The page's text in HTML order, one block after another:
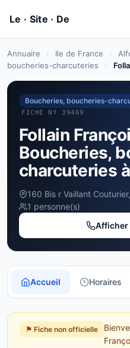
Annuaire › Ile de France ›
boucheries-charcuteries
›
Boucheries, boucheries-
FICHE Nº 39469
Follain
Boucheries,
charcuteries
160 Bis r Vaillant
1 personne(s)
Afficher
Accueil Horaires
⚑ Fiche non officielle